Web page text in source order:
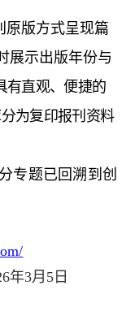
原版方式呈现篇
展示出版年份与
有直观、便捷的
为复印报刊资料
专题已回溯到创
年3月5日